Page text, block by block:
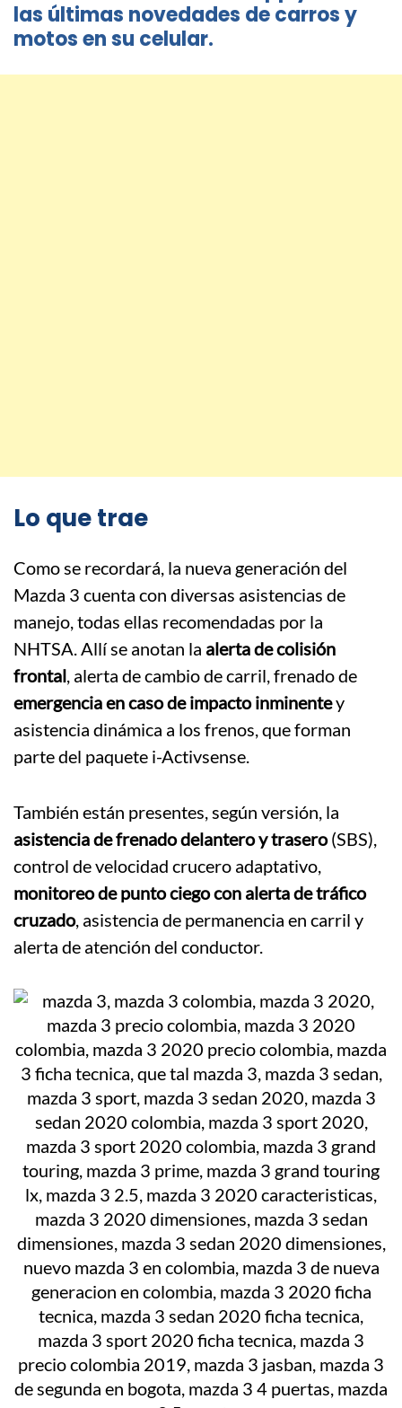
las últimas novedades de carros y
motos en su celular.
Lo que trae
Como se recordará, la nueva generación del
Mazda 3 cuenta con diversas asistencias de
manejo, todas ellas recomendadas por la
NHTSA. Allí se anotan la alerta de colisión
frontal, alerta de cambio de carril, frenado de
emergencia en caso de impacto inminentey
asistencia dinámica a los frenos, que forman
parte del paquete i-Activsense.
También están presentes, según versión, la
asistencia de frenado delantero y trasero(SBS),
control de velocidad crucero adaptativo,
monitoreo de punto ciego con alerta de tráfico
cruzado, asistencia de permanencia en carril y
alerta de atención del conductor.